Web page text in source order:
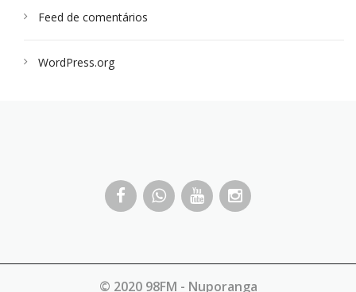
Feed de comentários
WordPress.org
© 2020 98FM - Nuporanga